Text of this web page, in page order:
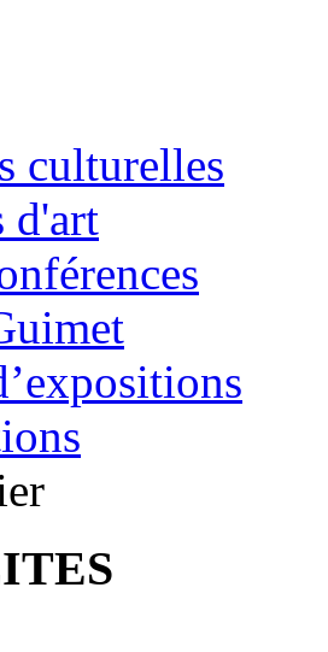
culturelles
d'art